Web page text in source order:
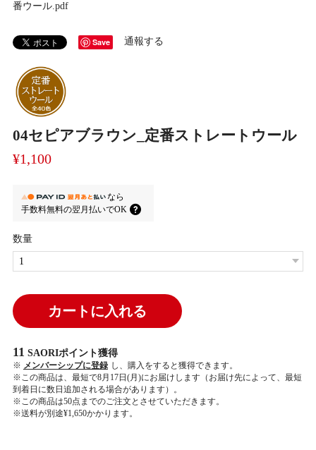
04セピアブラウン_定番ストレートウール
¥1,100
なら
手数料無料の翌月払いでOK
数量
カートに入れる
11 SAORIポイント獲得
※ メンバーシップに登録 し、購入をすると獲得できます。
※この商品は、最短で8月17日(月)にお届けします（お届け先によって、最短
到着日に数日追加される場合があります）。
※この商品は50点までのご注文とさせていただきます。
※送料が別途¥1,650かかります。
番ウール.pdf
Save 通報する